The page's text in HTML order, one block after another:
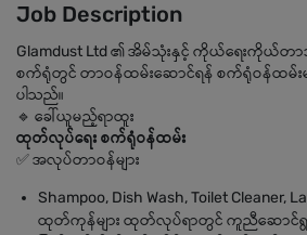
Job Description
Glamdust Ltd ၏ အိမ်သုံးနှင့် ကိုယ်ရေးကိုယ်တာသုံ
စက်ရုံတွင် တာဝန်ထမ်းဆောင်ရန် စက်ရုံဝန်ထမ်းမျ
ပါသည်။
🔹 ခေါ်ယူမည့်ရာထူး
ထုတ်လုပ်ရေး စက်ရုံဝန်ထမ်း
✅ အလုပ်တာဝန်များ
Shampoo, Dish Wash, Toilet Cleaner,
ထုတ်ကုန်များ ထုတ်လုပ်ရာတွင် ကူညီဆောင်ရွ